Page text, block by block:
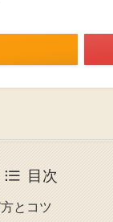
目次
とコツ